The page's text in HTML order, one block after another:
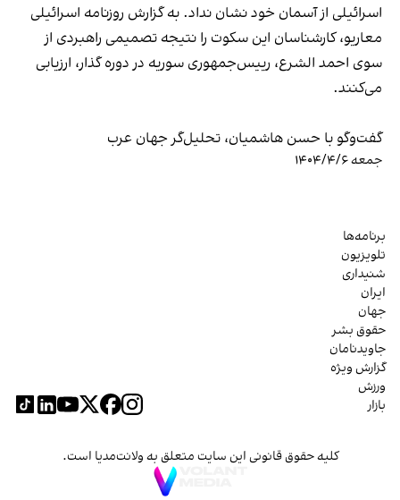
اسرائیلی از آسمان خود نشان نداد. به گزارش روزنامه اسرائیلی
معاریو، کارشناسان این سکوت را نتیجه تصمیمی راهبردی از
سوی احمد الشرع، رییس‌جمهوری سوریه در دوره گذار، ارزیابی
می‌کنند.
گفت‌وگو با حسن هاشمیان، تحلیل‌گر جهان عرب
جمعه ۱۴۰۴/۴/۶
برنامه‌ها
تلویزیون
شنیداری
ایران
جهان
حقوق بشر
جاویدنامان
گزارش ویژه
ورزش
بازار
کلیه حقوق قانونی این سایت متعلق به ولانت‌مدیا است.